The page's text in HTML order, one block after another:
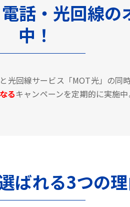
話・光回線
中！
と光回線サービス「MOT光」の同時
るキャンペーンを定期的に実施中
ばれる3つの